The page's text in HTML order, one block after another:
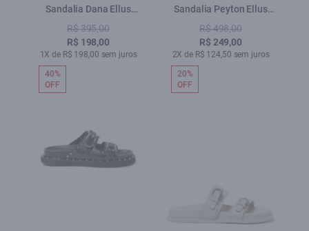
Sandalia Dana Ellus
Preto
R$ 395,00
R$ 198,00
1X de R$ 198,00 sem juros
Sandalia Peyton Ellus
Preto
R$ 498,00
R$ 249,00
2X de R$ 124,50 sem juros
40%
OFF
20%
OFF